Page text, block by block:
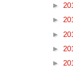
►
►
►
►
►